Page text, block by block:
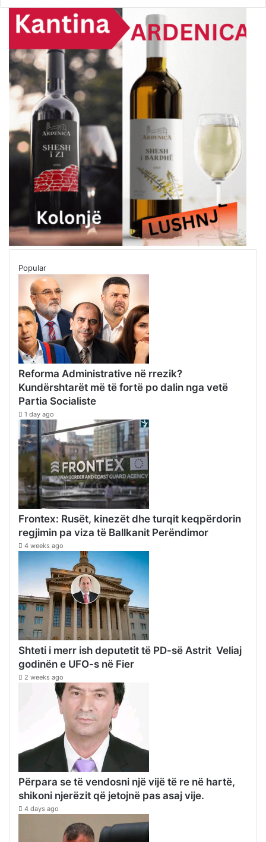
Popular
Reforma Administrative në rrezik?
Kundërshtarët më të fortë po dalin nga vetë
Partia Socialiste
1 day ago
Frontex: Rusët, kinezët dhe turqit keqpërdorin
regjimin pa viza të Ballkanit Perëndimor
4 weeks ago
Shteti i merr ish deputetit të PD-së Astrit Veliaj
godinën e UFO-s në Fier
2 weeks ago
Përpara se të vendosni një vijë të re në hartë,
shikoni njerëzit që jetojnë pas asaj vije.
4 days ago